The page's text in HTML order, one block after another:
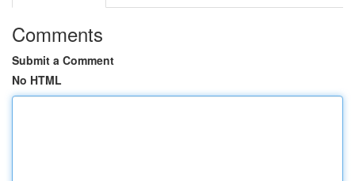
Comments
Submit a Comment
No HTML